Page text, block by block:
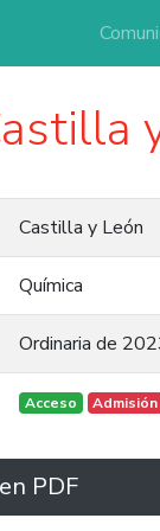
Castilla y León
Química
Ordinaria de
Acceso Admisión
PDF